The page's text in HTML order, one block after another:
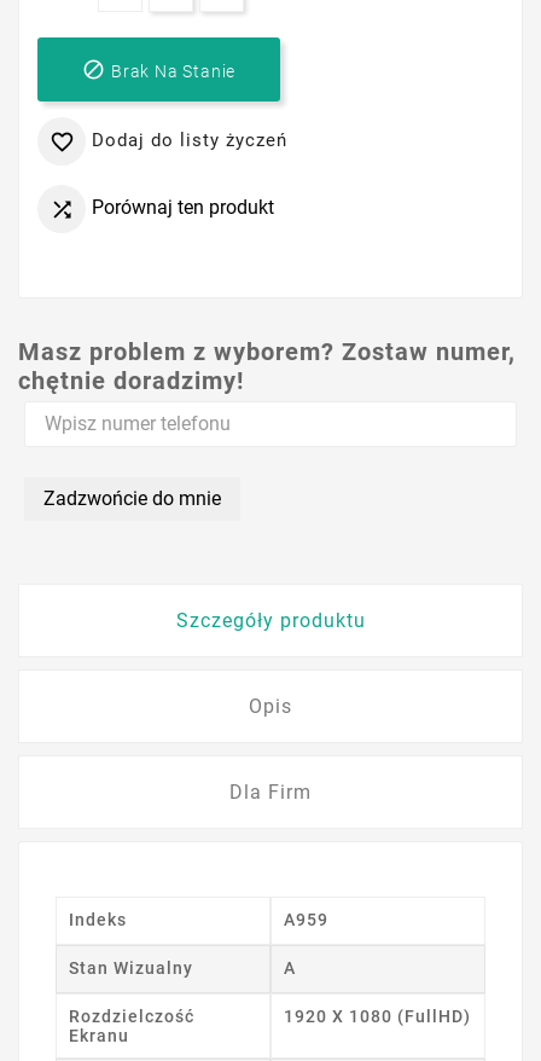
 Brak Na Stanie
 Dodaj do listy życzeń
 Porównaj ten produkt
Masz problem z wyborem? Zostaw numer,
chętnie doradzimy!
Zadzwońcie do mnie
Szczegóły produktu
Opis
Dla Firm
Indeks A959
Stan Wizualny A
Rozdzielczość
Ekranu
1920 X 1080 (FullHD)